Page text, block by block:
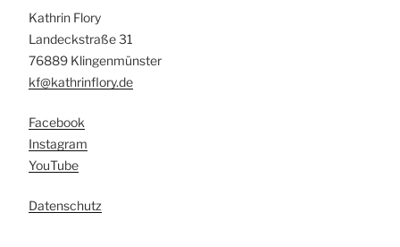
Kathrin Flory
Landeckstraße 31
76889 Klingenmünster
kf@kathrinflory.de
Facebook
Instagram
YouTube
Datenschutz